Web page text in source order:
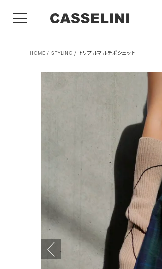
HOME STYLING トリプルマルチポシェット